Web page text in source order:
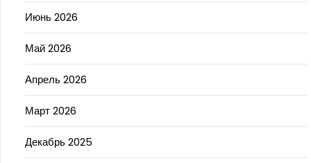
Июнь 2026
Май 2026
Апрель 2026
Март 2026
Декабрь 2025